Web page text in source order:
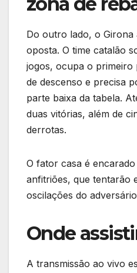
Do outro lado, o Girona
oposta. O time catalão
jogos, ocupa o
de descenso e precisa
parte baixa da tabela.
duas vitórias, além de
derrotas.
O fator casa é
anfitriões, que tentarão
oscilações do
Onde
A transmissão ao vivo